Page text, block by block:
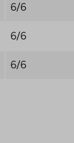
6/6
6/6
6/6